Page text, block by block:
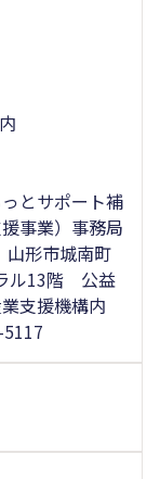
とサポート補
事業）事務局
形市城南町
ル13階 公益
支援機構内